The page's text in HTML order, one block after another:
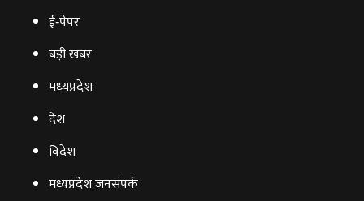
ई‑पेपर
बड़ी खबर
मध्‍यप्रदेश
देश
विदेश
मध्यप्रदेश जनसंपर्क